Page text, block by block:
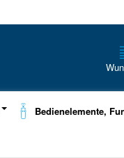
Bedienelemente,